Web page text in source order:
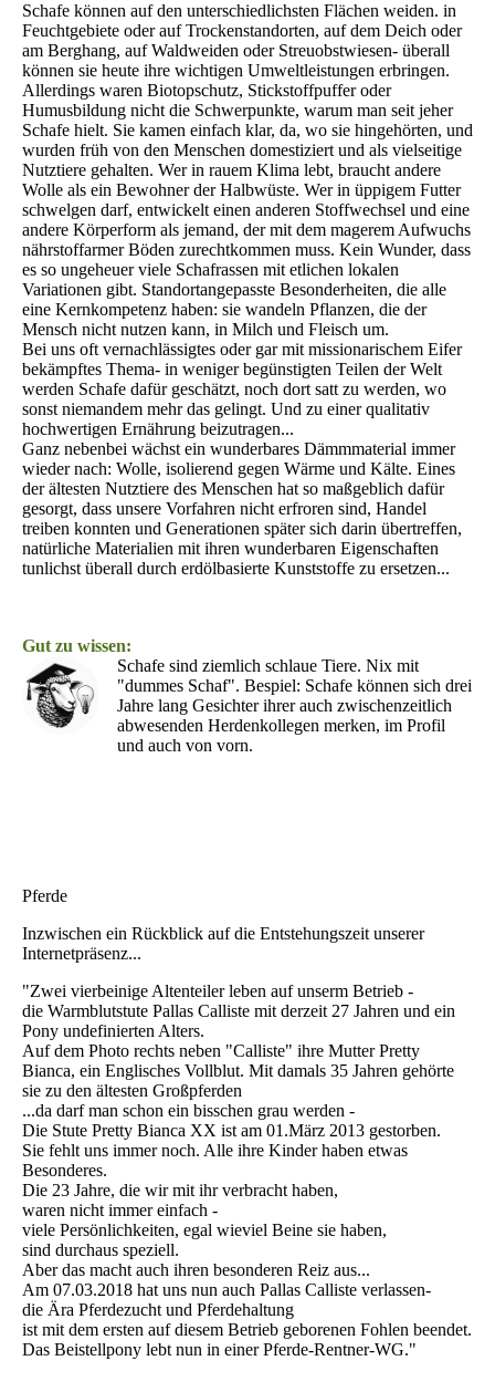
Schafe können auf den unterschiedlichsten Flächen weiden. in
Feuchtgebiete oder auf Trockenstandorten, auf dem Deich oder
am Berghang, auf Waldweiden oder Streuobstwiesen- überall
können sie heute ihre wichtigen Umweltleistungen erbringen.
Allerdings waren Biotopschutz, Stickstoffpuffer oder
Humusbildung nicht die Schwerpunkte, warum man seit jeher
Schafe hielt. Sie kamen einfach klar, da, wo sie hingehörten, und
wurden früh von den Menschen domestiziert und als vielseitige
Nutztiere gehalten. Wer in rauem Klima lebt, braucht andere
Wolle als ein Bewohner der Halbwüste. Wer in üppigem Futter
schwelgen darf, entwickelt einen anderen Stoffwechsel und eine
andere Körperform als jemand, der mit dem magerem Aufwuchs
nährstoffarmer Böden zurechtkommen muss. Kein Wunder, dass
es so ungeheuer viele Schafrassen mit etlichen lokalen
Variationen gibt. Standortangepasste Besonderheiten, die alle
eine Kernkompetenz haben: sie wandeln Pflanzen, die der
Mensch nicht nutzen kann, in Milch und Fleisch um.
Bei uns oft vernachlässigtes oder gar mit missionarischem Eifer
bekämpftes Thema- in weniger begünstigten Teilen der Welt
werden Schafe dafür geschätzt, noch dort satt zu werden, wo
sonst niemandem mehr das gelingt. Und zu einer qualitativ
hochwertigen Ernährung beizutragen...
Ganz nebenbei wächst ein wunderbares Dämmmaterial immer
wieder nach: Wolle, isolierend gegen Wärme und Kälte. Eines
der ältesten Nutztiere des Menschen hat so maßgeblich dafür
gesorgt, dass unsere Vorfahren nicht erfroren sind, Handel
treiben konnten und Generationen später sich darin übertreffen,
natürliche Materialien mit ihren wunderbaren Eigenschaften
tunlichst überall durch erdölbasierte Kunststoffe zu ersetzen...
Gut zu wissen:
Schafe sind ziemlich schlaue Tiere. Nix mit
"dummes Schaf". Bespiel: Schafe können sich drei
Jahre lang Gesichter ihrer auch zwischenzeitlich
abwesenden Herdenkollegen merken, im Profil
und auch von vorn.
Pferde
Inzwischen ein Rückblick auf die Entstehungszeit unserer
Internetpräsenz...
"Zwei vierbeinige Altenteiler leben auf unserm Betrieb -
die Warmblutstute Pallas Calliste mit derzeit 27 Jahren und ein
Pony undefinierten Alters.
Auf dem Photo rechts neben "Calliste" ihre Mutter Pretty
Bianca, ein Englisches Vollblut. Mit damals 35 Jahren gehörte
sie zu den ältesten Großpferden
...da darf man schon ein bisschen grau werden -
Die Stute Pretty Bianca XX ist am 01.März 2013 gestorben.
Sie fehlt uns immer noch. Alle ihre Kinder haben etwas
Besonderes.
Die 23 Jahre, die wir mit ihr verbracht haben,
waren nicht immer einfach -
viele Persönlichkeiten, egal wieviel Beine sie haben,
sind durchaus speziell.
Aber das macht auch ihren besonderen Reiz aus...
Am 07.03.2018 hat uns nun auch Pallas Calliste verlassen-
die Ära Pferdezucht und Pferdehaltung
ist mit dem ersten auf diesem Betrieb geborenen Fohlen beendet.
Das Beistellpony lebt nun in einer Pferde-Rentner-WG."